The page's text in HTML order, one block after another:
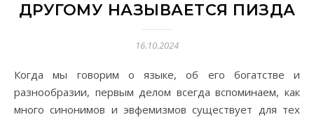
ДРУГОМУ НАЗЫВАЕТСЯ ПИЗДА
16.10.2024
Когда мы говорим о языке, об его богатстве и
разнообразии, первым делом всегда вспоминаем, как
много синонимов и эвфемизмов существует для тех